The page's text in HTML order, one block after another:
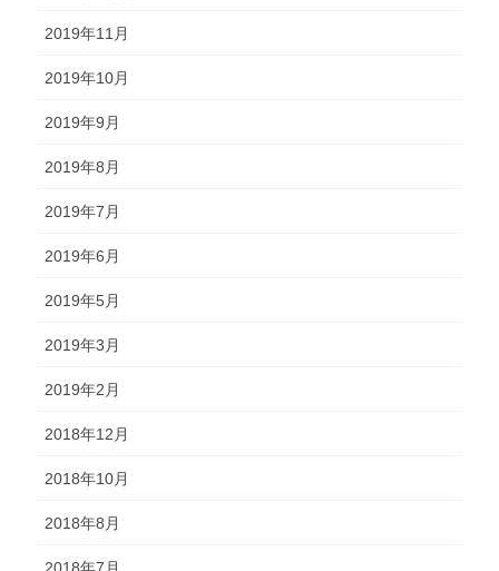
2019年11月
2019年10月
2019年9月
2019年8月
2019年7月
2019年6月
2019年5月
2019年3月
2019年2月
2018年12月
2018年10月
2018年8月